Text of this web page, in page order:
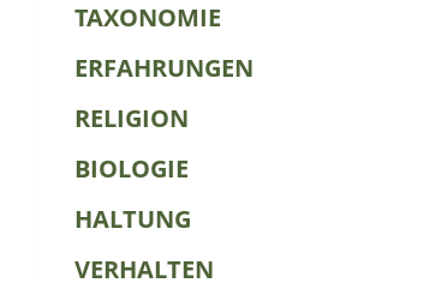
TAXONOMIE
ERFAHRUNGEN
RELIGION
BIOLOGIE
HALTUNG
VERHALTEN